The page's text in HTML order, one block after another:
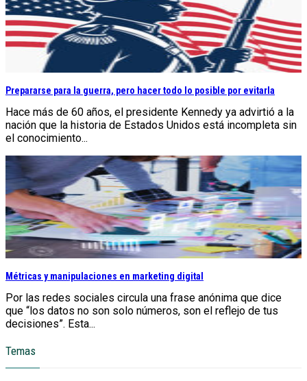
Prepararse para la guerra, pero hacer todo lo posible por evitarla
Hace más de 60 años, el presidente Kennedy ya advirtió a la
nación que la historia de Estados Unidos está incompleta sin
el conocimiento...
Métricas y manipulaciones en marketing digital
Por las redes sociales circula una frase anónima que dice
que “los datos no son solo números, son el reflejo de tus
decisiones”. Esta...
Temas